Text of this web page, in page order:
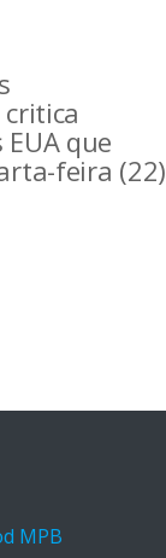
que
feira (22)
MPB